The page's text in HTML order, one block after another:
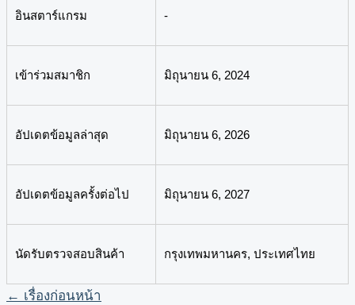
อินสตาร์แกรม -
เข้าร่วมสมาชิก มิถุนายน 6, 2024
อัปเดตข้อมูลล่าสุด มิถุนายน 6, 2026
อัปเดตข้อมูลครั้งต่อไป มิถุนายน 6, 2027
นัดรับตรวจสอบสินค้า กรุงเทพมหานคร, ประเทศไทย
← เรื่องก่อนหน้า